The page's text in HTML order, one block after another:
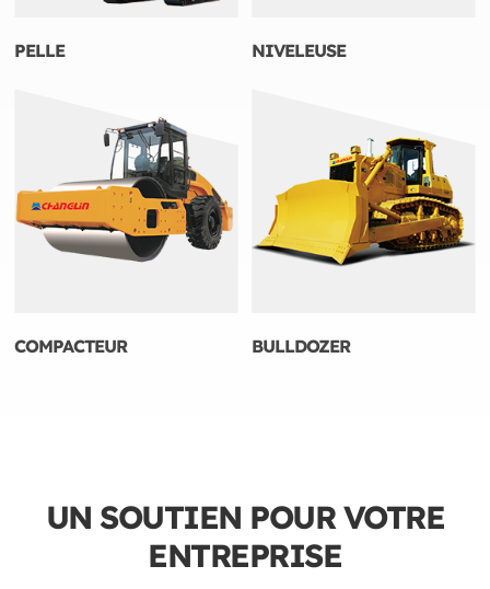
PELLE NIVELEUSE
COMPACTEUR BULLDOZER
UN SOUTIEN POUR VOTRE
ENTREPRISE